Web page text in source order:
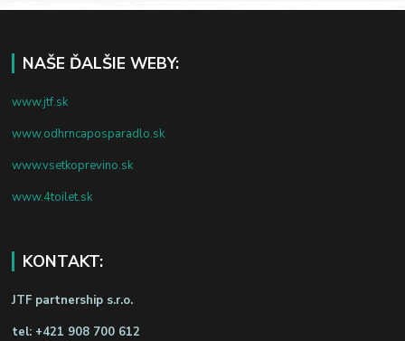
NAŠE ĎALŠIE WEBY:
www.jtf.sk
www.odhrncaposparadlo.sk
www.vsetkoprevino.sk
www.4toilet.sk
KONTAKT:
JTF partnership s.r.o.
tel: +421 908 700 612